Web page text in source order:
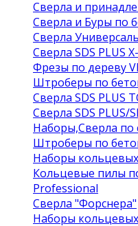
Сверла и
Сверла и Буры по
Сверла
Сверла SDS PLUS
Фрезы по дереву
Штроберы по
Сверла SDS PLUS
Сверла SDS PLUS/
Наборы,Сверла по
Штроберы по
Наборы
Кольцевые пилы
Professional
Сверла "Форснера"
Наборы